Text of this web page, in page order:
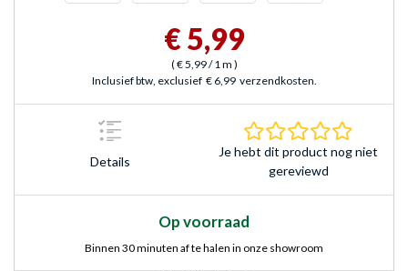
€ 5,99
(€ 5,99/ 1 m )
Inclusief btw, exclusief € 6,99 verzendkosten.
Details
Je hebt dit product nog niet
gereviewd
Op voorraad
Binnen 30 minuten af te halen in onze showroom